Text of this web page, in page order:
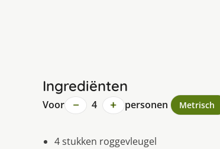
Ingrediënten
Voor − 4 + personen Metrisch
4 stukken roggevleugel